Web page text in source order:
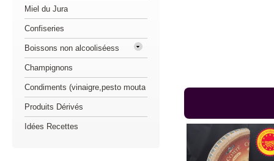
Miel du Jura
Confiseries
Boissons non alcooliséess
Champignons
Condiments (vinaigre,pesto mouta
Produits Dérivés
Idées Recettes